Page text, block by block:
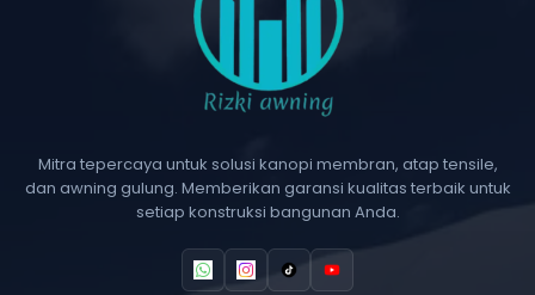
Mitra tepercaya untuk solusi kanopi membran, atap tensile,
dan awning gulung. Memberikan garansi kualitas terbaik untuk
setiap konstruksi bangunan Anda.